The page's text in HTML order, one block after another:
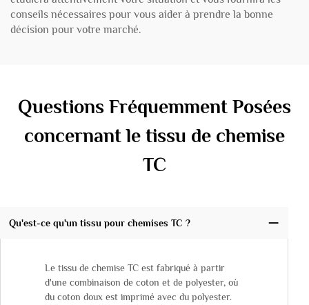
conseils nécessaires pour vous aider à prendre la bonne
décision pour votre marché.
Questions Fréquemment Posées
concernant le tissu de chemise
TC
Qu'est-ce qu'un tissu pour chemises TC ?
Le tissu de chemise TC est fabriqué à partir
d'une combinaison de coton et de polyester, où
du coton doux est imprimé avec du polyester.